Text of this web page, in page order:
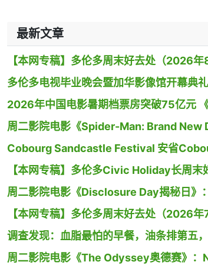
最新文章
【本网专稿】多伦多周末好去处（2026
多伦多电视毕业晚会暨加华影像馆开幕典
2026年中国电影暑期档票房突破75亿元
周二影院电影《Spider-Man: Brand New
Cobourg Sandcastle Festival 安省
【本网专稿】多伦多Civic Holiday长周
周二影院电影《Disclosure Day揭秘日》
【本网专稿】多伦多周末好去处（2026
调查发现：血脂最怕的早餐，油条排第五
周二影院电影《The Odyssey奥德赛》：